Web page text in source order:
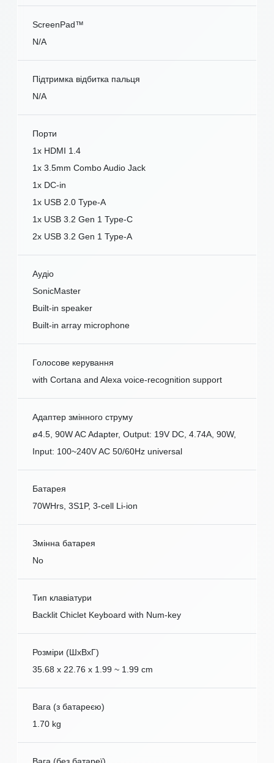
ScreenPad™
N/A
Підтримка відбитка пальця
N/A
Порти
1x HDMI 1.4
1x 3.5mm Combo Audio Jack
1x DC-in
1x USB 2.0 Type-A
1x USB 3.2 Gen 1 Type-C
2x USB 3.2 Gen 1 Type-A
Аудіо
SonicMaster
Built-in speaker
Built-in array microphone
Голосове керування
with Cortana and Alexa voice-recognition support
Адаптер змінного струму
ø4.5, 90W AC Adapter, Output: 19V DC, 4.74A, 90W,
Input: 100~240V AC 50/60Hz universal
Батарея
70WHrs, 3S1P, 3-cell Li-ion
Змінна батарея
No
Тип клавіатури
Backlit Chiclet Keyboard with Num-key
Розміри (ШxВxГ)
35.68 x 22.76 x 1.99 ~ 1.99 cm
Вага (з батареєю)
1.70 kg